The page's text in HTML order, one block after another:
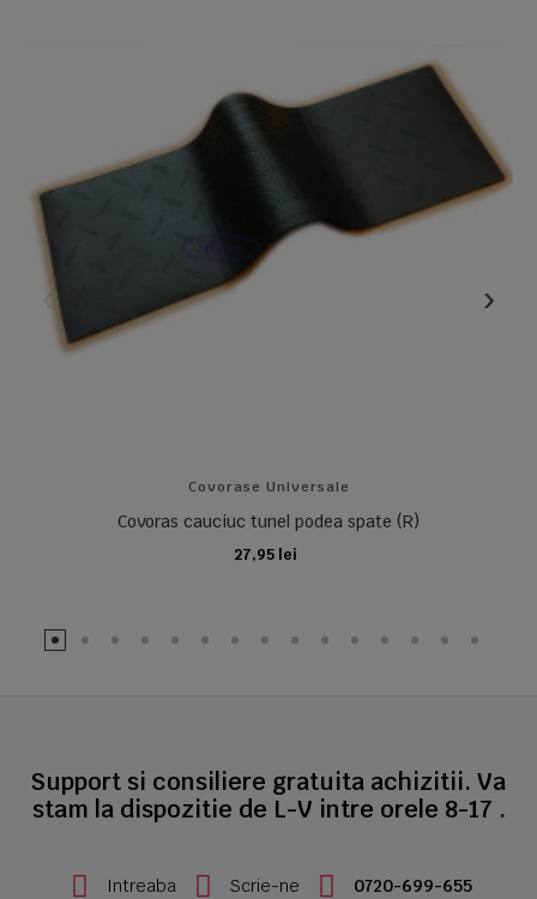
Covorase Universale
Covoras cauciuc tunel podea spate (R)
27,95 lei
ADAUGA IN COS
Support si consiliere gratuita achizitii. Va
stam la dispozitie de L-V intre orele 8-17 .
Intreaba Scrie-ne 0720-699-655